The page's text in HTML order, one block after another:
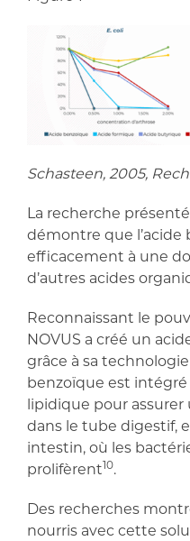
Schasteen, 2005,
La recherche
démontre que
efficacement à une
d’autres acides
Reconnaissant le
NOVUS a créé un
grâce à sa
benzoïque est
lipidique pour
dans le tube digestif,
intestin, où les
prolifèrent10.
Des recherches
nourris avec cette